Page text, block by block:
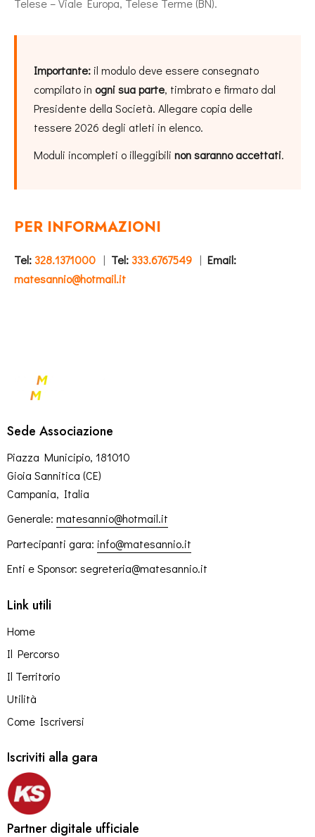
Importante: il modulo deve essere consegnato
compilato in ogni sua parte, timbrato e firmato dal
Presidente della Società. Allegare copia delle
tessere 2026 degli atleti in elenco.
Moduli incompleti o illeggibili non saranno accettati.
PER INFORMAZIONI
Tel: 328.1371000 | Tel: 333.6767549 | Email:
matesannio@hotmail.it
Sede Associazione
Piazza Municipio, 181010
Gioia Sannitica (CE)
Campania, Italia
Generale: matesannio@hotmail.it
Partecipanti gara: info@matesannio.it
Enti e Sponsor: segreteria@matesannio.it
Link utili
Home
Il Percorso
Il Territorio
Utilità
Come Iscriversi
Iscriviti alla gara
Partner digitale ufficiale